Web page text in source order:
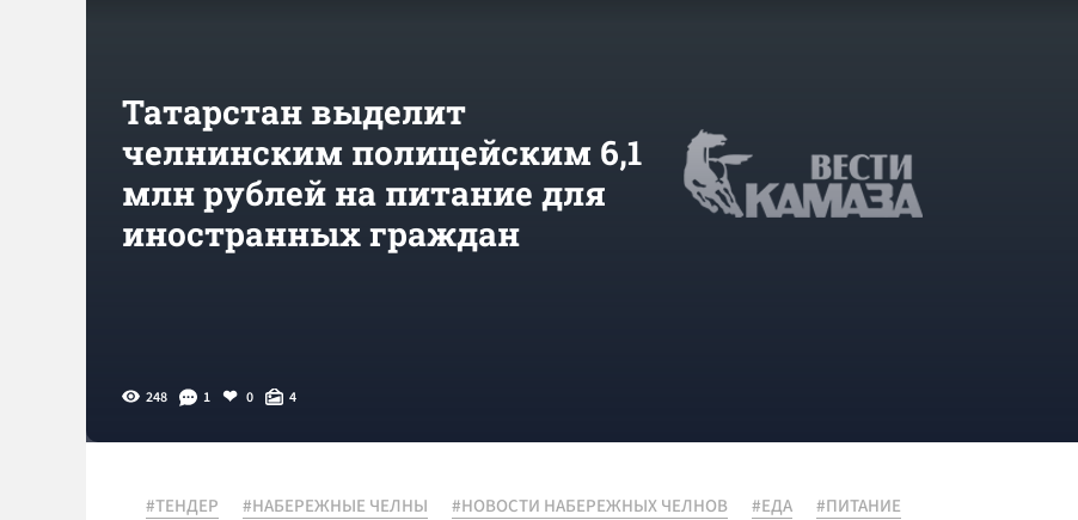
Татарстан выделит
челнинским полицейским 6,1
млн рублей на питание для
иностранных граждан
248 1 0 4
#ТЕНДЕР #НАБЕРЕЖНЫЕ ЧЕЛНЫ #НОВОСТИ НАБЕРЕЖНЫХ ЧЕЛНОВ #ЕДА
#ПИТАНИЕ